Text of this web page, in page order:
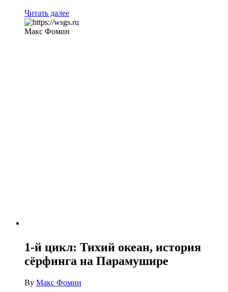
Читать далее
Макс Фомин
1-й цикл: Тихий океан, история
сёрфинга на Парамушире
By Макс Фомин